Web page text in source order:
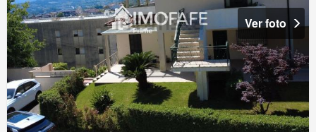
Ver foto